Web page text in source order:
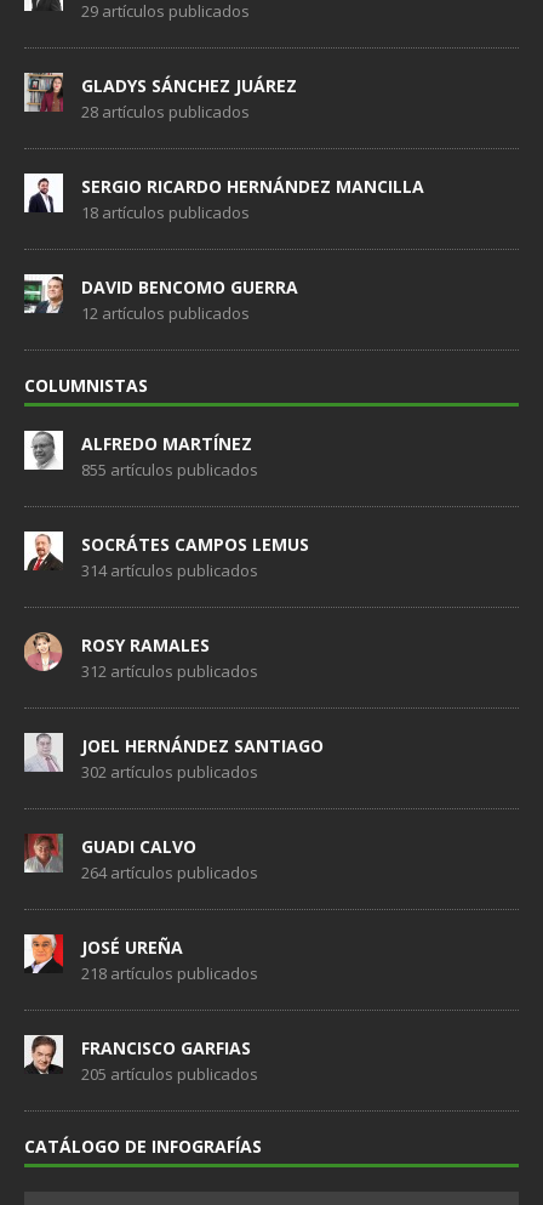
29 artículos publicados
GLADYS SÁNCHEZ JUÁREZ
28 artículos publicados
SERGIO RICARDO HERNÁNDEZ MANCILLA
18 artículos publicados
DAVID BENCOMO GUERRA
12 artículos publicados
COLUMNISTAS
ALFREDO MARTÍNEZ
855 artículos publicados
SOCRÁTES CAMPOS LEMUS
314 artículos publicados
ROSY RAMALES
312 artículos publicados
JOEL HERNÁNDEZ SANTIAGO
302 artículos publicados
GUADI CALVO
264 artículos publicados
JOSÉ UREÑA
218 artículos publicados
FRANCISCO GARFIAS
205 artículos publicados
CATÁLOGO DE INFOGRAFÍAS